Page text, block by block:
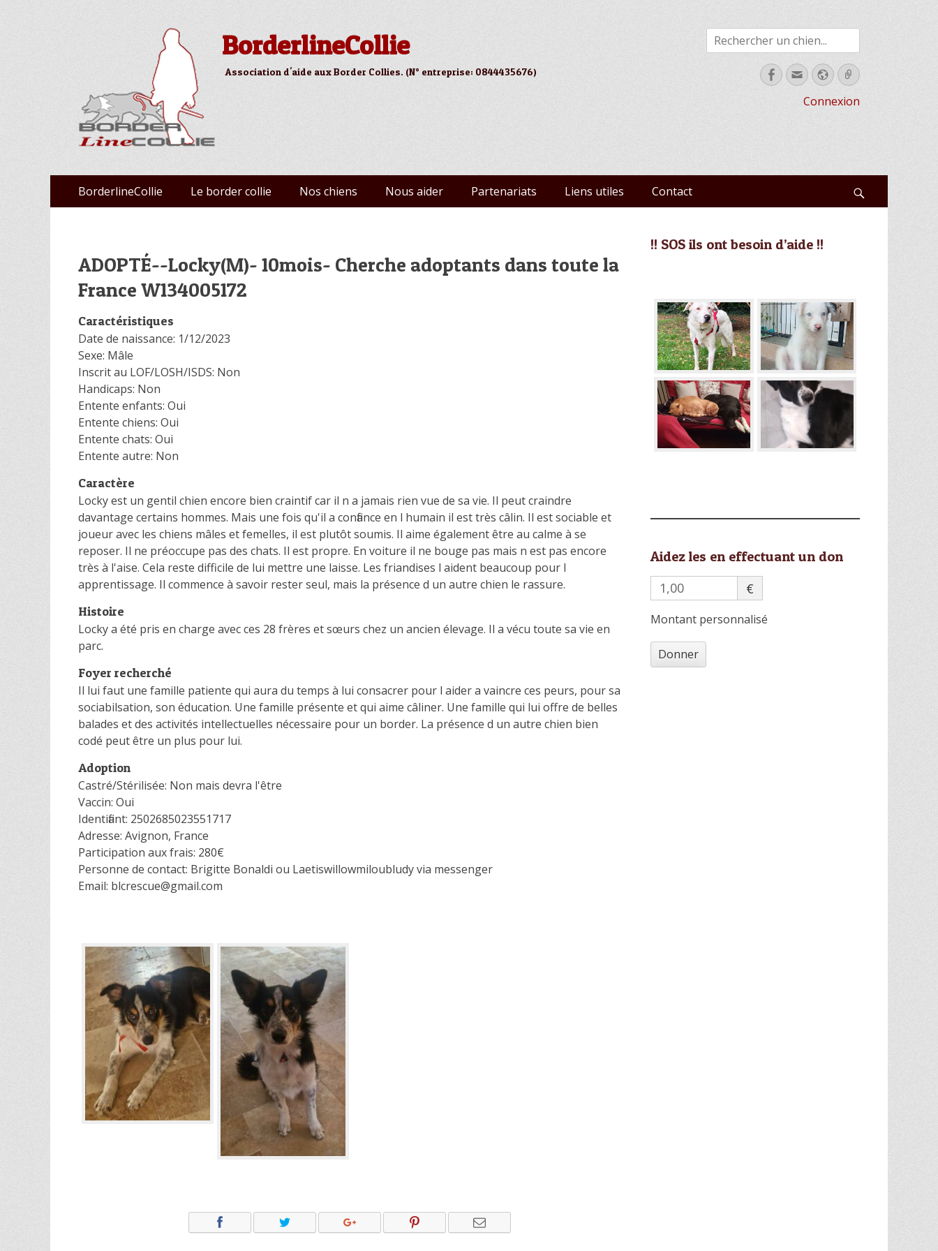
BorderlineCollie
Association d'aide aux Border Collies. (N° entreprise: 0844435676)
Rechercher
Facebook
EmailSite
web
Link
Connexion
Premier menu
BorderlineCollie Le border collie Nos chiens Nous aider Partenariats Liens utiles Contact
ADOPTÉ--Locky(M)- 10mois- Cherche adoptants dans toute la
France W134005172
Caractéristiques
Date de naissance: 1/12/2023
Sexe: Mâle
Inscrit au LOF/LOSH/ISDS: Non
Handicaps: Non
Entente enfants: Oui
Entente chiens: Oui
Entente chats: Oui
Entente autre: Non
Caractère
Locky est un gentil chien encore bien craintif car il n a jamais rien vue de sa vie. Il peut craindre
davantage certains hommes. Mais une fois qu'il a confiance en l humain il est très câlin. Il est sociable et
joueur avec les chiens mâles et femelles, il est plutôt soumis. Il aime également être au calme à se
reposer. Il ne préoccupe pas des chats. Il est propre. En voiture il ne bouge pas mais n est pas encore
très à l'aise. Cela reste difficile de lui mettre une laisse. Les friandises l aident beaucoup pour l
apprentissage. Il commence à savoir rester seul, mais la présence d un autre chien le rassure.
Histoire
Locky a été pris en charge avec ces 28 frères et sœurs chez un ancien élevage. Il a vécu toute sa vie en
parc.
Foyer recherché
Il lui faut une famille patiente qui aura du temps à lui consacrer pour l aider a vaincre ces peurs, pour sa
sociabilsation, son éducation. Une famille présente et qui aime câliner. Une famille qui lui offre de belles
balades et des activités intellectuelles nécessaire pour un border. La présence d un autre chien bien
codé peut être un plus pour lui.
Adoption
Castré/Stérilisée: Non mais devra l'être
Vaccin: Oui
Identifiant: 2502685023551717
Adresse: Avignon, France
Participation aux frais: 280€
Personne de contact: Brigitte Bonaldi ou Laetiswillowmiloubludy via messenger
Email: blcrescue@gmail.com
!! SOS ils ont besoin d’aide !!
Aidez les en effectuant un don
€
Montant personnalisé
Donner